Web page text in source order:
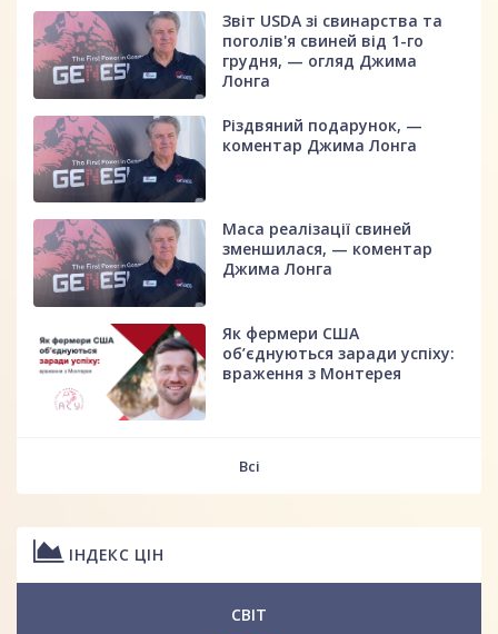
Звіт USDA зі свинарства та
поголів'я свиней від 1-го
грудня, — огляд Джима
Лонга
Різдвяний подарунок, —
коментар Джима Лонга
Маса реалізації свиней
зменшилася, — коментар
Джима Лонга
Як фермери США
об’єднуються заради успіху:
враження з Монтерея
Всі
ІНДЕКС ЦІН
СВІТ